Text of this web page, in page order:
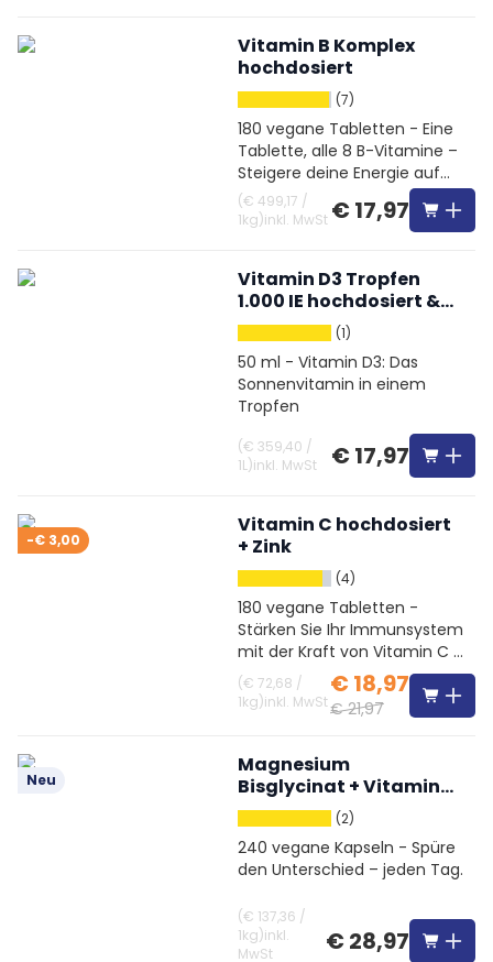
Vitamin B Komplex
hochdosiert
(7)
180 vegane Tabletten - Eine
Tablette, alle 8 B-Vitamine –
Steigere deine Energie auf
natürliche Weise
(€ 499,17 /
1kg)inkl. MwSt € 17,97
Vitamin D3 Tropfen
1.000 IE hochdosiert &
Vegetarisch
(1)
50 ml - Vitamin D3: Das
Sonnenvitamin in einem
Tropfen
(€ 359,40 /
1L)inkl. MwSt € 17,97
-€ 3,00
Vitamin C hochdosiert
+ Zink
(4)
180 vegane Tabletten -
Stärken Sie Ihr Immunsystem
mit der Kraft von Vitamin C &
Zink
(€ 72,68 /
1kg)inkl. MwSt
€ 18,97
€ 21,97
Neu
Magnesium
Bisglycinat + Vitamin
B6
(2)
240 vegane Kapseln - Spüre
den Unterschied – jeden Tag.
(€ 137,36 /
1kg)inkl.
MwSt
€ 28,97